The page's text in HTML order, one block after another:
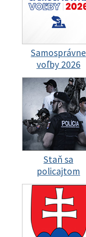
Samosprávne
voľby 2026
Staň sa
policajtom